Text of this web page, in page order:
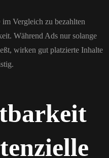
Vergleich zu bezahlten
Während Ads nur solange
wirken gut platzierte Inhalte